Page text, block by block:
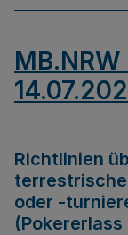
Richtlinien
oder -
(Pokererlass